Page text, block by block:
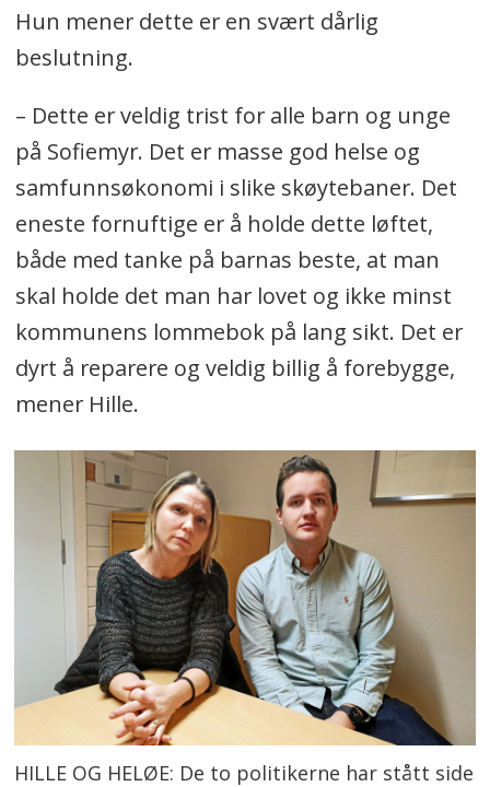
Hun mener dette er en svært dårlig
beslutning.
– Dette er veldig trist for alle barn og unge
på Sofiemyr. Det er masse god helse og
samfunnsøkonomi i slike skøytebaner. Det
eneste fornuftige er å holde dette løftet,
både med tanke på barnas beste, at man
skal holde det man har lovet og ikke minst
kommunens lommebok på lang sikt. Det er
dyrt å reparere og veldig billig å forebygge,
mener Hille.
HILLE OG HELØE: De to politikerne har stått side